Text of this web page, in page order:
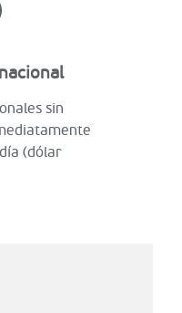
sin
(dólar